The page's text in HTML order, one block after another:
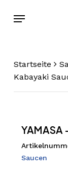
Menu
Startseite
Kabayaki
YAMASA
Saucen